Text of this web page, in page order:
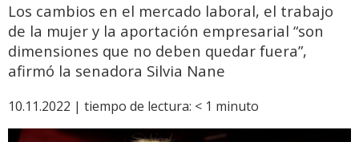
Los cambios en el mercado laboral, el trabajo
de la mujer y la aportación empresarial “son
dimensiones que no deben quedar fuera”,
afirmó la senadora Silvia Nane
10.11.2022 | tiempo de lectura: < 1 minuto